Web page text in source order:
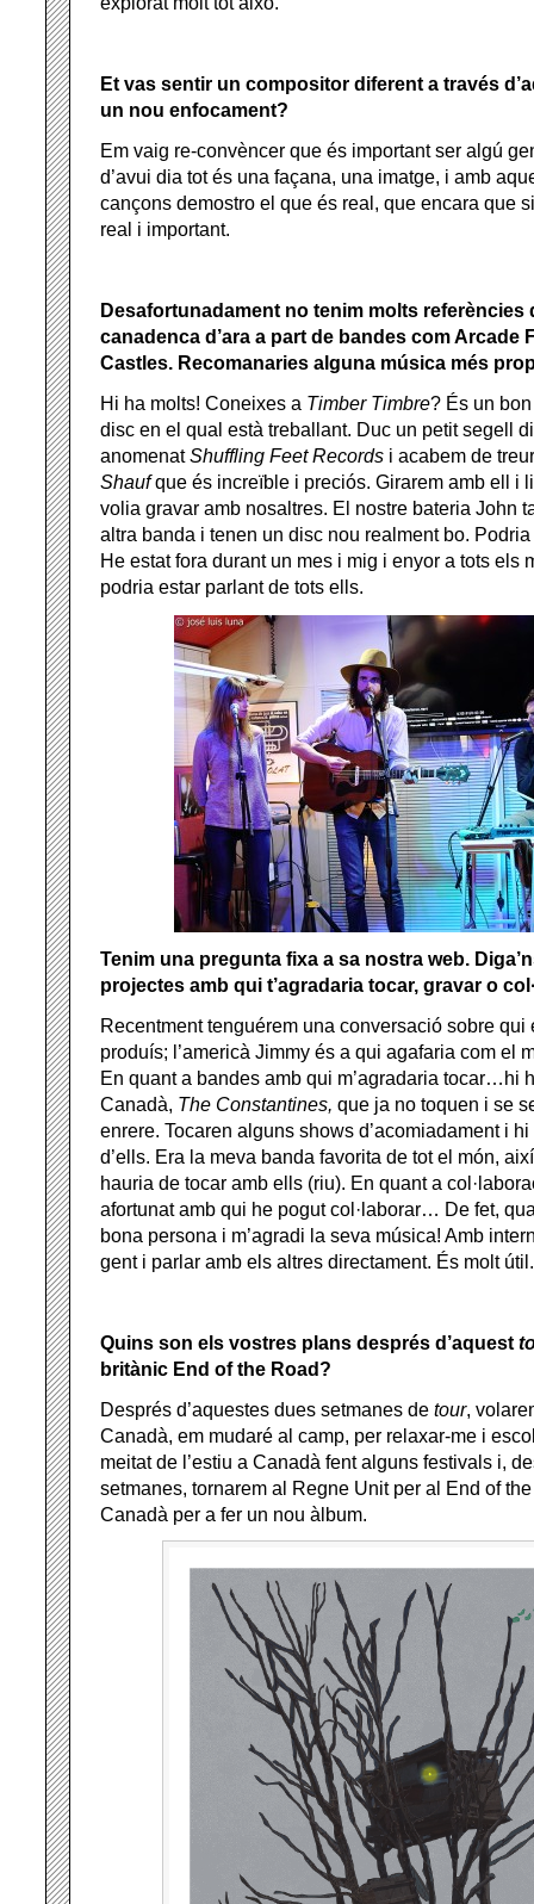
Et vas sentir un compositor diferent a través
un nou enfocament?
Em vaig re-convèncer que és important ser algú
d’avui dia tot és una façana, una imatge, i amb
cançons demostro el que és real, que encara que
real i important.
Desafortunadament no tenim molts referències
canadenca d’ara a part de bandes com Arcade
Castles. Recomanaries alguna música més
Hi ha molts! Coneixes a Timber Timbre? És un
disc en el qual està treballant. Duc un petit segell
anomenatShuffling Feet Records i acabem de
Shaufque és increïble i preciós. Girarem amb ell i
volia gravar amb nosaltres. El nostre bateria John
altra banda i tenen un disc nou realment bo.
He estat fora durant un mes i mig i enyor a tots els
podria estar parlant de tots ells.
Tenim una pregunta fixa a sa nostra web.
projectes amb qui t’agradaria tocar, gravar o
Recentment tenguérem una conversació sobre
produís; l’americà Jimmy és a qui agafaria com el
En quant a bandes amb qui m’agradaria tocar…hi
Canadà, The Constantines, que ja no toquen i se
enrere. Tocaren alguns shows d’acomiadament i
d’ells. Era la meva banda favorita de tot el món,
hauria de tocar amb ells (riu). En quant a
afortunat amb qui he pogut col·laborar… De fet,
bona persona i m’agradi la seva música! Amb
gent i parlar amb els altres directament. És molt útil.
Quins son els vostres plans després d’aquest
britànic End of the Road?
Després d’aquestes dues setmanes de tour,
Canadà, em mudaré al camp, per relaxar-me i
meitat de l’estiu a Canadà fent alguns festivals i,
setmanes, tornarem al Regne Unit per al End of
Canadà per a fer un nou àlbum.